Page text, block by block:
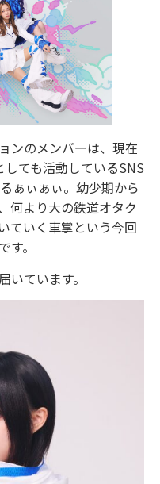
ンのメンバーは、現在
ても活動しているSNS
ぁぃぁぃ。幼少期から
何より⼤の鉄道オタク
ていく⾞掌という今回
。
ています。